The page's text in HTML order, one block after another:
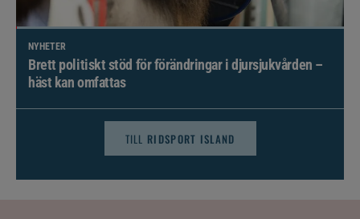
NYHETER
Brett politiskt stöd för förändringar i djursjukvården –
häst kan omfattas
TILL RIDSPORT ISLAND